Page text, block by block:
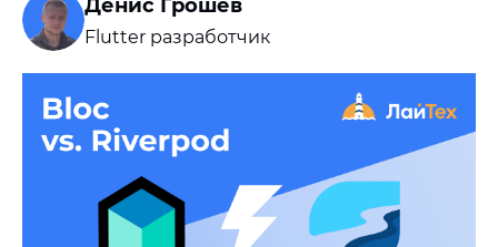
Денис Грошев
Flutter разработчик